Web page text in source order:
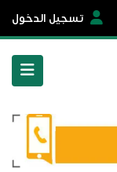
تسجيل الدخول